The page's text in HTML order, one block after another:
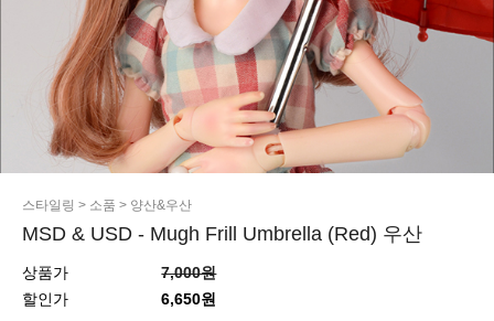
스타일링 > 소품 > 양산&우산
MSD & USD - Mugh Frill Umbrella (Red) 우산
상품가
7,000원
할인가
6,650원